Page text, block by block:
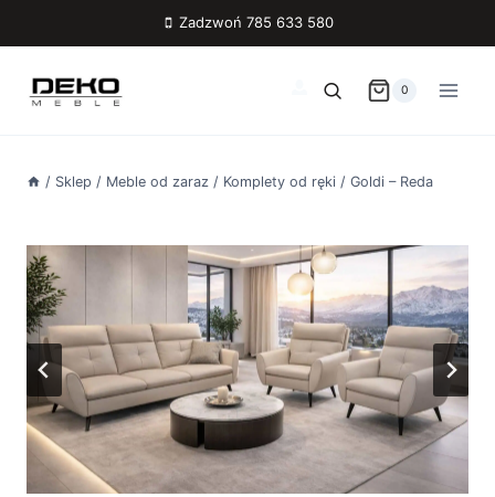
Zadzwoń 785 633 580
0
/ Sklep / Meble od zaraz / Komplety od ręki / Goldi – Reda